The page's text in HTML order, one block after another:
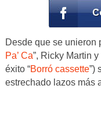
Desde que se unieron
Pa’ Ca”, Ricky Martin
éxito “Borró cassette”)
estrechado lazos más